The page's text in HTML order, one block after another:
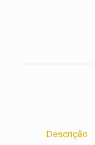
Descrição